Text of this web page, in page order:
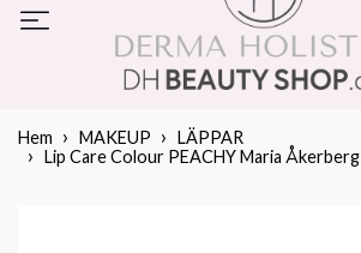
Hem MAKEUP
LÄPPAR
Lip Care Colour PEACHY Maria Åkerberg